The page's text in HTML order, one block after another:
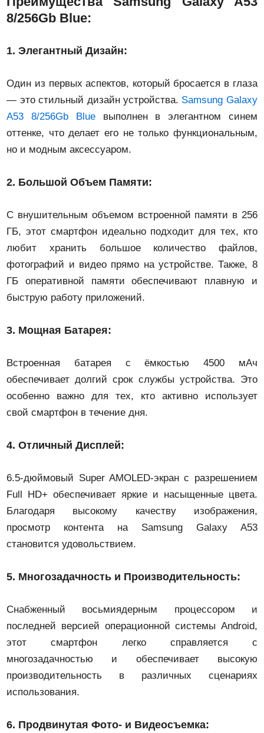
8/256Gb Blue:
1.Элегантный Дизайн:
Один из первых аспектов, который бросается в глаза
— это стильный дизайн устройства. Samsung Galaxy
A53 8/256Gb Blue выполнен в элегантном синем
оттенке, что делает его не только функциональным,
но и модным аксессуаром.
2. Большой Объем Памяти:
С внушительным объемом встроенной памяти в 256
ГБ, этот смартфон идеально подходит для тех, кто
любит хранить большое количество файлов,
фотографий и видео прямо на устройстве. Также, 8
ГБ оперативной памяти обеспечивают плавную и
быструю работу приложений.
3. Мощная Батарея:
Встроенная батарея с ёмкостью 4500 мАч
обеспечивает долгий срок службы устройства. Это
особенно важно для тех, кто активно использует
свой смартфон в течение дня.
4.Отличный Дисплей:
6.5-дюймовый Super AMOLED-экран с разрешением
Full HD+ обеспечивает яркие и насыщенные цвета.
Благодаря высокому качеству изображения,
просмотр контента на Samsung Galaxy A53
становится удовольствием.
5. Многозадачность и Производительность:
Снабженный восьмиядерным процессором и
последней версией операционной системы Android,
этот смартфон легко справляется с
многозадачностью и обеспечивает высокую
производительность в различных сценариях
использования.
6. Продвинутая Фото- и Видеосъемка: